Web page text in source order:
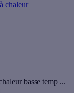
chaleur
basse temp ...